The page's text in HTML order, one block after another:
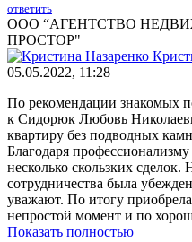
ответить
ООО “АГЕНТСТВО
ПРОСТОР"
05.05.2022, 11:28
По рекомендации знакомых
к Сидорюк Любовь
квартиру без подводных
Благодаря
несколько скользких
сотрудничества была
уважают. По итогу
непростой момент и по
Показать полностью